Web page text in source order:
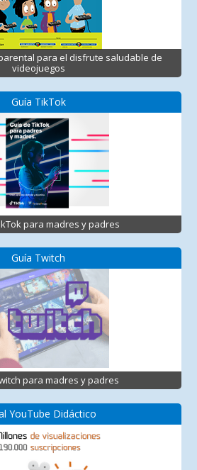
para el disfrute saludable de
videojuegos
Guía TikTok
para madres y padres
Guía Twitch
para madres y padres
YouTube Didáctico